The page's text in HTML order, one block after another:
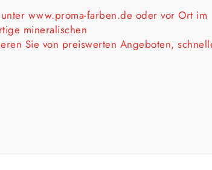
www.proma-farben.de oder vor Ort im
mineralischen
Sie von preiswerten Angeboten,